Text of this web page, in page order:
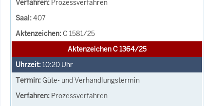
Prozessverfahren
407
C 1581/25
Aktenzeichen C 1364/25
10:20 Uhr
Güte- und Verhandlungstermin
Prozessverfahren